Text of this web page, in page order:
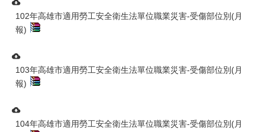
102年高雄市適用勞工安全衛生法單位職業災害-受傷部位別(月
報)
103年高雄市適用勞工安全衛生法單位職業災害-受傷部位別(月
報)
104年高雄市適用勞工安全衛生法單位職業災害-受傷部位別(月